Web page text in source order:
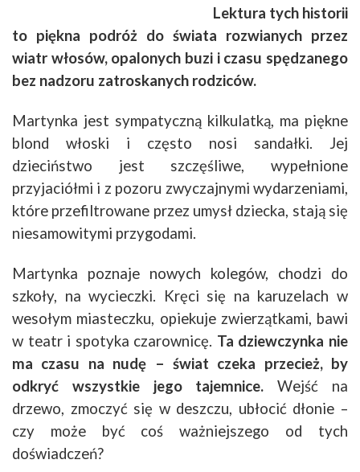
Lektura tych historii
to piękna podróż do świata rozwianych przez
wiatr włosów, opalonych buzi i czasu spędzanego
bez nadzoru zatroskanych rodziców.
Martynka jest sympatyczną kilkulatką, ma piękne
blond włoski i często nosi sandałki. Jej
dzieciństwo jest szczęśliwe, wypełnione
przyjaciółmi i z pozoru zwyczajnymi wydarzeniami,
które przefiltrowane przez umysł dziecka, stają się
niesamowitymi przygodami.
Martynka poznaje nowych kolegów, chodzi do
szkoły, na wycieczki. Kręci się na karuzelach w
wesołym miasteczku, opiekuje zwierzątkami, bawi
w teatr i spotyka czarownicę. Ta dziewczynka nie
ma czasu na nudę – świat czeka przecież, by
odkryć wszystkie jego tajemnice. Wejść na
drzewo, zmoczyć się w deszczu, ubłocić dłonie –
czy może być coś ważniejszego od tych
doświadczeń?